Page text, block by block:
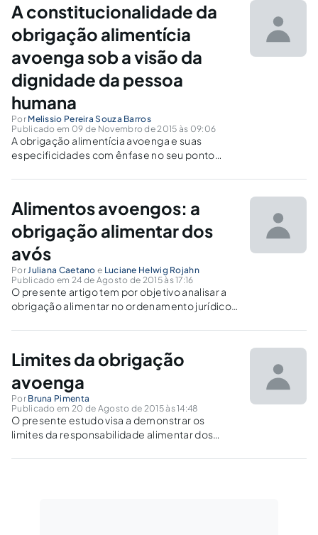
A constitucionalidade da
obrigação alimentícia
avoenga sob a visão da
dignidade da pessoa
humana
Por Melissio Pereira Souza Barros
Publicado em 09 de Novembro de 2015 às 09:06
A obrigação alimentícia avoenga e suas
especificidades com ênfase no seu ponto
sua estrutura erigida nos preceitos da
Alimentos avoengos: a
obrigação alimentar dos
avós
PorJuliana Caetano e Luciane Helwig Rojahn
Publicado em 24 de Agosto de 2015 às 17:16
O presente artigo tem por objetivo analisar a
obrigação alimentar no ordenamento jurídico,
aos avós.
Limites da obrigação
avoenga
Por Bruna Pimenta
Publicado em 20 de Agosto de 2015 às 14:48
O presente estudo visa a demonstrar os
limites da responsabilidade alimentar dos
ordenamento jurídico brasileiro os obriga além